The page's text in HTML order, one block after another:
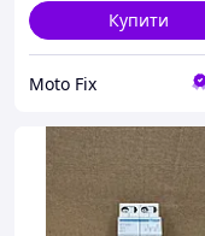
Купити
Moto Fix